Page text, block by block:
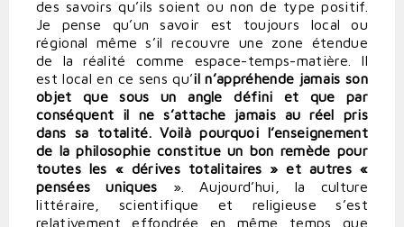
des savoirs qu’ils soient ou non de type positif.
Je pense qu’un savoir est toujours local ou
régional même s’il recouvre une zone étendue
de la réalité comme espace-temps-matière. Il
est local en ce sens qu’il n’appréhende jamais son
objet que sous un angle défini et que par
conséquent il ne s’attache jamais au réel pris
dans sa totalité. Voilà pourquoi l’enseignement
de la philosophie constitue un bon remède pour
toutes les « dérives totalitaires » et autres «
pensées uniques ». Aujourd’hui, la culture
littéraire, scientifique et religieuse s’est
relativement effondrée en même temps que